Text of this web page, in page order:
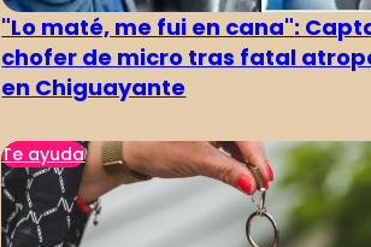
"Lo maté, me fui en cana":
chofer de micro tras fatal
en Chiguayante
Te ayuda